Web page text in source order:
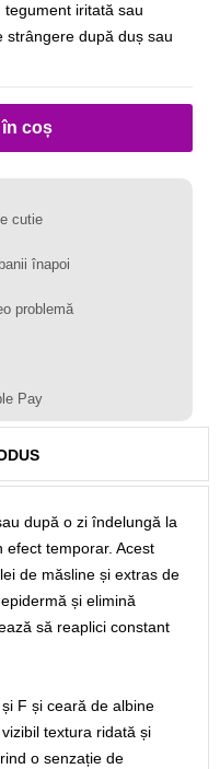
iritată sau
strângere după duș sau
coș
cutie
înapoi
problemă
Pay
după o zi îndelungă la
efect temporar. Acest
de măsline și extras de
și elimină
să reaplici constant
F și ceară de albine
textura ridată și
o senzație de